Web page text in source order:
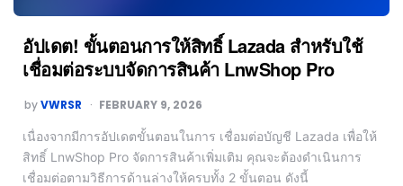
อัปเดต! ขั้นตอนการให้สิทธิ์ Lazada สำหรับใช้
เชื่อมต่อระบบจัดการสินค้า LnwShop Pro
byVWRSR FEBRUARY 9, 2026
เนื่องจากมีการอัปเดตขั้นตอนในการ เชื่อมต่อบัญชี Lazada เพื่อให้
สิทธิ์ LnwShop Pro จัดการสินค้าเพิ่มเติม คุณจะต้องดำเนินการ
เชื่อมต่อตามวิธีการด้านล่างให้ครบทั้ง 2 ขั้นตอน ดังนี้